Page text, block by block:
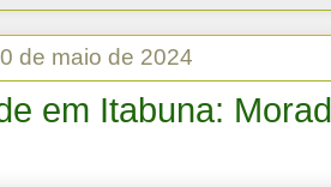
de maio de 2024
em Itabuna: